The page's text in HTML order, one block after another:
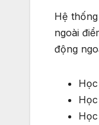
Hệ
ngoài
động